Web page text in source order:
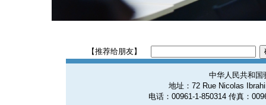
【推荐给朋友】
中华人民共和国
地址：72 Rue Nicolas
电话：00961-1-850314 传真：